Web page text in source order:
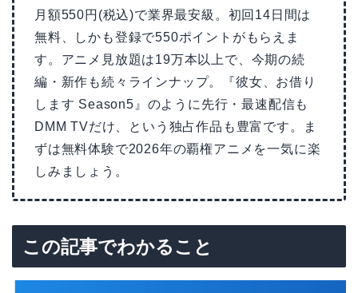
月額550円(税込)で業界最安級。初回14日間は
無料、しかも登録で550ポイントがもらえま
す。アニメ見放題は19万本以上で、今期の続
編・新作も続々ラインナップ。『彼女、お借り
します Season5』のように先行・最速配信も
DMM TVだけ、という独占作品も豊富です。ま
ずは無料体験で2026年の覇権アニメを一気に楽
しみましょう。
この記事でわかること